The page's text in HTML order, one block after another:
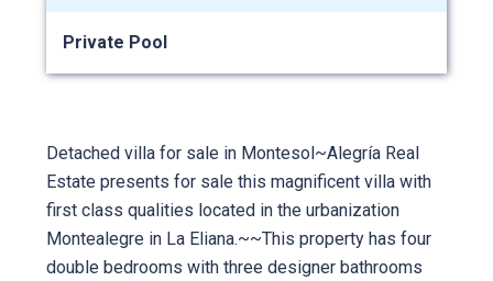
Private Pool
Detached villa for sale in Montesol~Alegría Real
Estate presents for sale this magnificent villa with
first class qualities located in the urbanization
Montealegre in La Eliana.~~This property has four
double bedrooms with three designer bathrooms